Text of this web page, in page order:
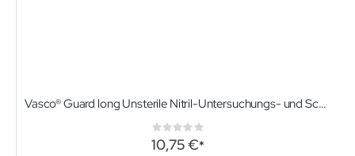
Vasco® Guard long Unsterile Nitril-Untersuchungs- und Schutzhandschuhe
Rating:
0%
10,75 €